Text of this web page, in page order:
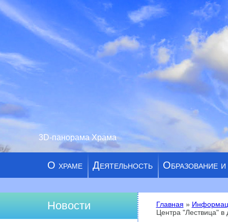
3D-панорама Храма
О храме Деятельность Образование
Вы здесь
Главная »
Центра "Лествица" в
Новости